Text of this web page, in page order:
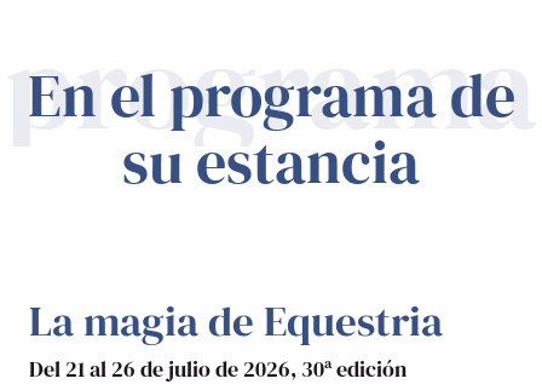
programa
En el programa de
su estancia
La magia de Equestria
Del 21 al 26 de julio de 2026, 30ª edición